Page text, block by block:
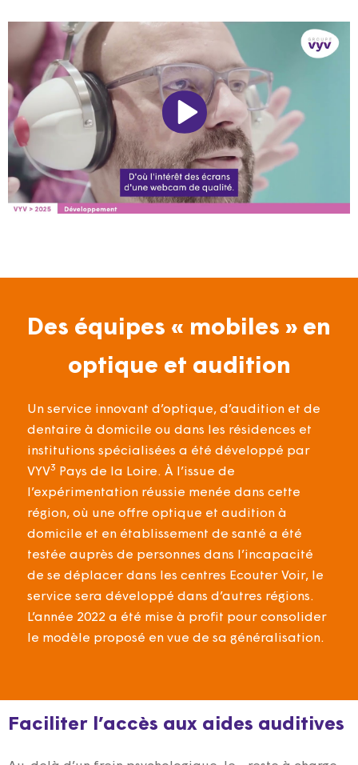
Des équipes « mobiles » en
optique et audition
Un service innovant d’optique, d’audition et de
dentaire à domicile ou dans les résidences et
institutions spécialisées a été développé par
VYV3 Pays de la Loire. À l’issue de
l’expérimentation réussie menée dans cette
région, où une offre optique et audition à
domicile et en établissement de santé a été
testée auprès de personnes dans l’incapacité
de se déplacer dans les centres Ecouter Voir, le
service sera développé dans d’autres régions.
L’année 2022 a été mise à profit pour consolider
le modèle proposé en vue de sa généralisation.
Faciliter l’accès aux aides auditives